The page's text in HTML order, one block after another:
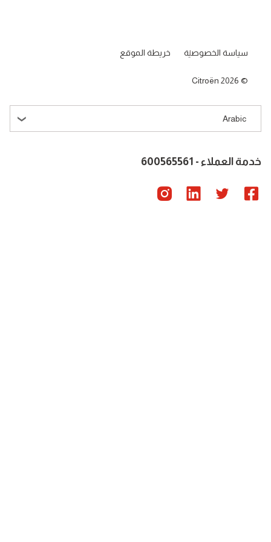
خدمة العملاء - 600565561
Arabic
Citroën 2026
سياسة الخصوصية خريطة الموقع